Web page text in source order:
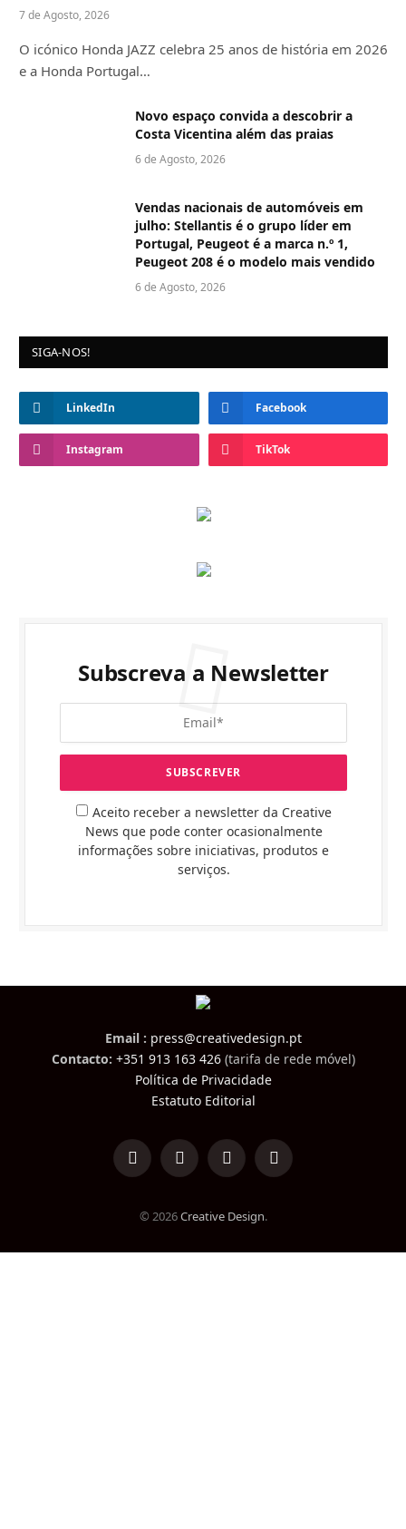
7 de Agosto, 2026
O icónico Honda JAZZ celebra 25 anos de história em 2026
e a Honda Portugal…
Novo espaço convida a descobrir a
Costa Vicentina além das praias
6 de Agosto, 2026
Vendas nacionais de automóveis em
julho: Stellantis é o grupo líder em
Portugal, Peugeot é a marca n.º 1,
Peugeot 208 é o modelo mais vendido
6 de Agosto, 2026
SIGA-NOS!
LinkedIn Facebook
Instagram TikTok
Subscreva a Newsletter
Aceito receber a newsletter da Creative
News que pode conter ocasionalmente
informações sobre iniciativas, produtos e
serviços.
Email : press@creativedesign.pt
Contacto: +351 913 163 426(tarifa de rede móvel)
Política de Privacidade
Estatuto Editorial
LinkedInFacebookInstagramTikTok
© 2026Creative Design.